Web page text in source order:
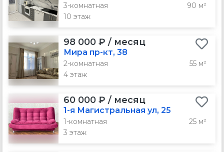
3-комнатная
90 м²
10 этаж
98 000 ₽ / месяц
Мира пр-кт, 38
2-комнатная
55 м²
4 этаж
60 000 ₽ / месяц
1-я Магистральная ул, 25
1-комнатная
25 м²
3 этаж